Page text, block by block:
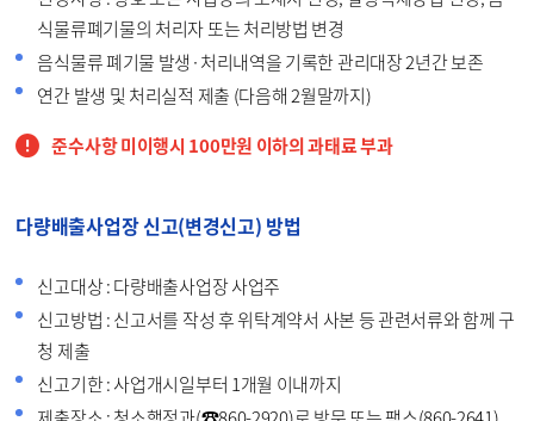
식물류폐기물의 처리자 또는 처리방법 변경
음식물류 폐기물 발생·처리내역을 기록한 관리대장 2년간 보존
연간 발생 및 처리실적 제출 (다음해 2월말까지)
준수사항 미이행시 100만원 이하의 과태료 부과
다량배출사업장 신고(변경신고) 방법
신고대상 : 다량배출사업장 사업주
신고방법 : 신고서를 작성 후 위탁계약서 사본 등 관련서류와 함께 구
청 제출
신고기한 : 사업개시일부터 1개월 이내까지